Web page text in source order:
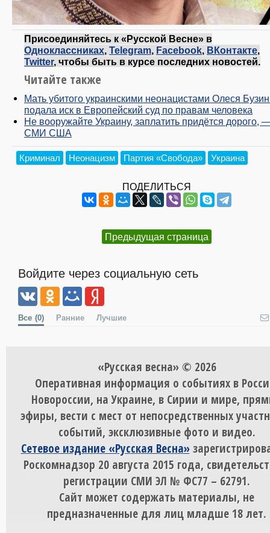
Присоединяйтесь к «Русской Весне» в
Одноклассниках, Telegram, Facebook, ВКонтакте,
Twitter, чтобы быть в курсе последних новостей.
Читайте также
Мать убитого украинскими неонацистами Олеся
подала иск в Европейский суд по правам человека
Не вооружайте Украину, заплатить придётся дорого,
СМИ США
Криминал Неонацизм Партия «Свобода» Украина
ПОДЕЛИТЬСЯ
Предыдущая страница
Войдите через социальную сеть
Все (0) Ранние Лучшие
«Русская весна» © 2026
Оперативная информация о событиях в
Новороссии, на Украине, в Сирии и мире,
эфиры, вести с мест от непосредственных
событий, эксклюзивные фото и видео.
Сетевое издание «Русская Весна»
Роскомнадзор 20 августа 2015 года,
регистрации СМИ ЭЛ № ФС77 – 62791.
Сайт может содержать материалы, не
предназначенные для лиц младше 18 лет.